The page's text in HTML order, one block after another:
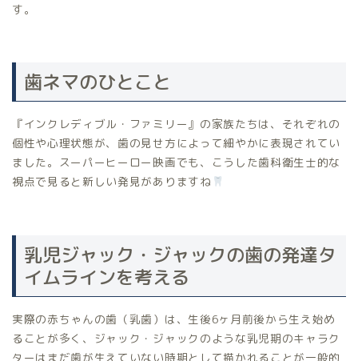
す。
歯ネマのひとこと
『インクレディブル・ファミリー』の家族たちは、それぞれの
個性や心理状態が、歯の見せ方によって細やかに表現されてい
ました。スーパーヒーロー映画でも、こうした歯科衛生士的な
視点で見ると新しい発見がありますね
乳児ジャック・ジャックの歯の発達タ
イムラインを考える
実際の赤ちゃんの歯（乳歯）は、生後6ヶ月前後から生え始め
ることが多く、ジャック・ジャックのような乳児期のキャラク
ターはまだ歯が生えていない時期として描かれることが一般的